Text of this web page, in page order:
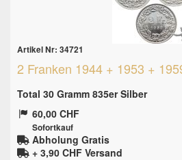
Artikel Nr: 34721
2 Franken 1944 + 1953 +
Total 30 Gramm 835er Silber
60,00 CHF
Sofortkauf
Abholung Gratis
+ 3,90 CHF Versand